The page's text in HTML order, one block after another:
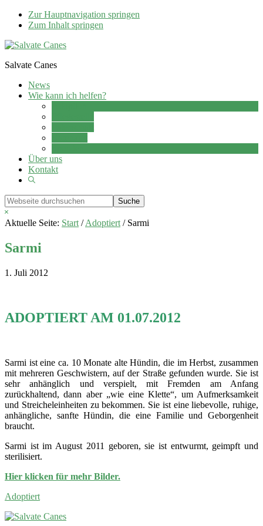
Zur Hauptnavigation springen
Zum Inhalt springen
Salvate Canes
News
Wie kann ich helfen?
Über uns
Kontakt
Show
Webseite
durchsuchen
Hide
Search
Aktuelle Seite: Start / Adoptiert /Sarmi
Sarmi
1. Juli 2012
ADOPTIERT AM 01.07.2012
Sarmi ist eine ca. 10 Monate alte Hündin, die im Herbst, zusammen
mit mehreren Geschwistern, auf der Straße gefunden wurde. Sie ist
sehr anhänglich und verspielt, mit Fremden am Anfang
zurückhaltend, dann aber „wie eine Klette“, um Aufmerksamkeit
und Streicheleinheiten zu bekommen. Sie ist eine liebevolle, ruhige,
anhängliche, sanfte Hündin, die eine Familie und Geborgenheit
braucht.
Sarmi ist im August 2011 geboren, sie ist entwurmt, geimpft und
sterilisiert.
Hier klicken für mehr Bilder.
Adoptiert